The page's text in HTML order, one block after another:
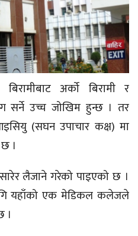
अर्को बिरामी र
सर्ने उच्च जोखिम हुन्छ । तर
(सघन उपाचार कक्ष) मा
।
लैजाने गरेको पाइएको छ ।
यहाँको एक मेडिकल कलेजले
।